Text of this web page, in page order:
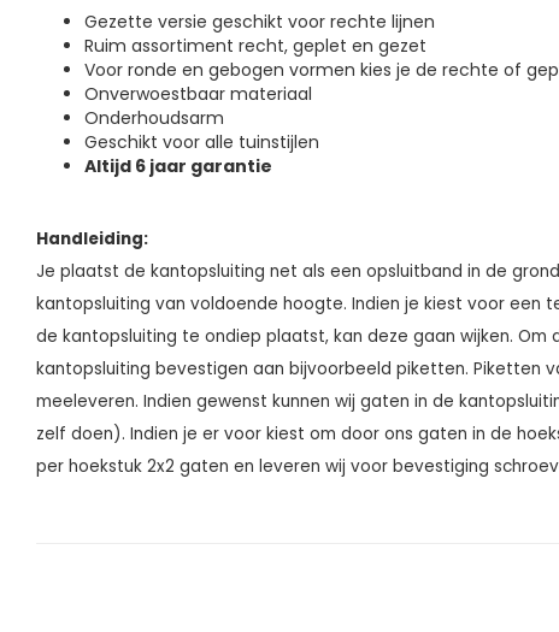
Gezette versie geschikt voor rechte lijnen
Ruim assortiment recht, geplet en gezet
Voor ronde en gebogen vormen kies je de rechte of
Onverwoestbaar materiaal
Onderhoudsarm
Geschikt voor alle tuinstijlen
Altijd 6 jaar garantie
Handleiding:
Je plaatst de kantopsluiting net als een opsluitband in de
kantopsluiting van voldoende hoogte. Indien je kiest voor een
de kantopsluiting te ondiep plaatst, kan deze gaan wijken. Om
kantopsluiting bevestigen aan bijvoorbeeld piketten. Piketten
meeleveren. Indien gewenst kunnen wij gaten in de
zelf doen). Indien je er voor kiest om door ons gaten in de
per hoekstuk 2x2 gaten en leveren wij voor bevestiging